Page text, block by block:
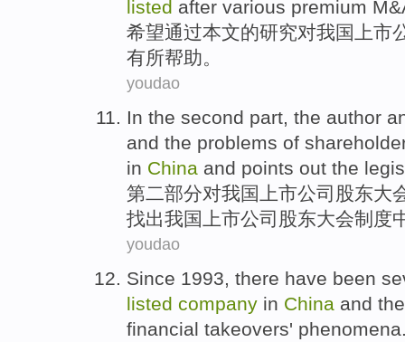
listed after various premium
希望通过本文的研究对我国 上市
有所帮助。
youdao
In the second part, the author
and the problems of
in China and points out the
第二部分对我国 上市公司 股东大
找出我国上市公司股东大会制度
youdao
Since 1993, there have been
listed company in China and
financial takeovers' phenomena